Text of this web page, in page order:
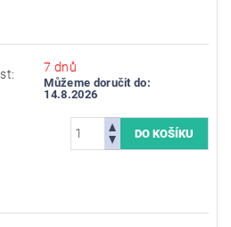
7 dnů
Můžeme doručit do:
14.8.2026